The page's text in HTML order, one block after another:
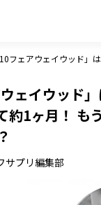
ェイウッド
約1ヶ月！ も
サプリ編集部